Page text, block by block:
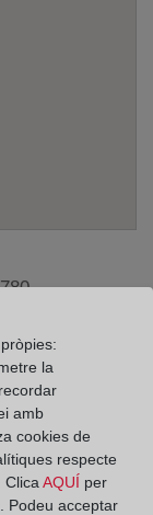
horas
14:00 horas
a 14:00
la
amb
cookies de
respecte
Clica AQUÍ per
Podeu acceptar